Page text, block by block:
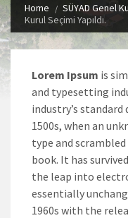
Home SÜYAD Genel
Kurul Seçimi Yapıldı.
Lorem Ipsum is
and typesetting
industry’s
1500s, when an
type and
book. It has
the leap into
essentially
1960s with the